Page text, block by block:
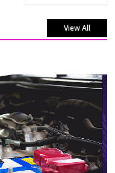
View All
Motos Movilidad